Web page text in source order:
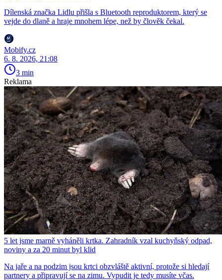
Dílenská značka Lidlu přišla s Bluetooth reproduktorem, který se
vejde do dlaně a hraje mnohem lépe, než by člověk čekal.
Mobify.cz
6. 8. 2026, 21:08
3 min
Reklama
5 let jsme marně vyháněli krtka. Zahradník vzal kuchyňský odpad,
noviny a za 20 minut byl klid
Na jaře a na podzim jsou krtci obzvláště aktivní, protože si hledají
partnery a připravují se na zimu. Vypudit je tedy musíte včas.